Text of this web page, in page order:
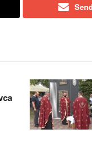
Send